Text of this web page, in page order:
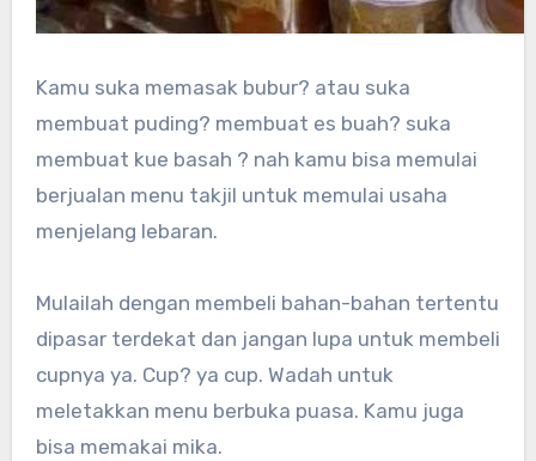
Kamu suka memasak bubur? atau suka
membuat puding? membuat es buah? suka
membuat kue basah ? nah kamu bisa memulai
berjualan menu takjil untuk memulai usaha
menjelang lebaran.
Mulailah dengan membeli bahan-bahan tertentu
dipasar terdekat dan jangan lupa untuk membeli
cupnya ya. Cup? ya cup. Wadah untuk
meletakkan menu berbuka puasa. Kamu juga
bisa memakai mika.